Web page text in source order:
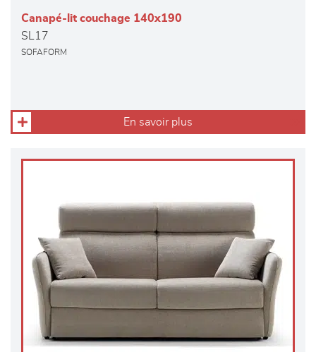
Canapé-lit couchage 140x190
SL17
SOFAFORM
En savoir plus